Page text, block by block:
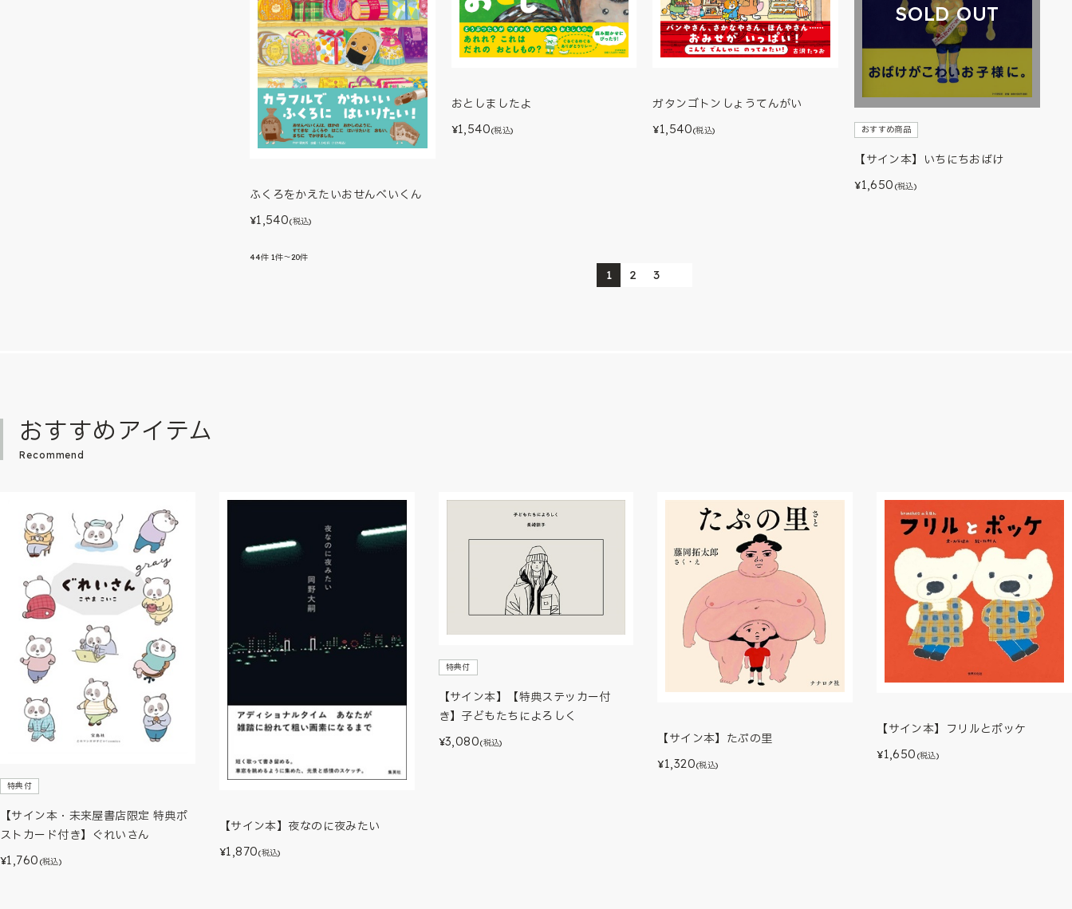
ふくろをかえたいおせんべいくん
¥1,540(税込)
おとしましたよ
¥1,540(税込)
ガタンゴトンしょうてんがい
¥1,540(税込)
SOLD OUT
おすすめ商品
【サイン本】いちにちおばけ
¥1,650 (税込)
44件 1件～20件
1 2 3
おすすめアイテム
Recommend
特典付
【サイン本・未来屋書店限定 特典ポ
ストカード付き】ぐれいさん
¥1,760 (税込)
【サイン本】夜なのに夜みたい
¥1,870(税込)
特典付
【サイン本】【特典ステッカー付
き】子どもたちによろしく
¥3,080(税込) 【サイン本】たぷの里
¥1,320(税込)
【サイン本】フリルとポッケ
¥1,650 (税込)